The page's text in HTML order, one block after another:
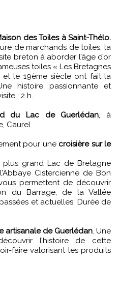
des Toiles à Saint-Thélo.
de marchands de toiles, la
breton à aborder l’âge d’or
toiles « Les Bretagnes
et le 19ème siècle ont fait la
histoire passionnante et
: 2 h.
du Lac de Guerlédan, à
Caurel
pour une croisière sur le
grand Lac de Bretagne
Cistercienne de Bon
permettent de découvrir
du Barrage, de la Vallée
et actuelles. Durée de
artisanale de Guerlédan. Une
l’histoire de cette
faire valorisant les produits